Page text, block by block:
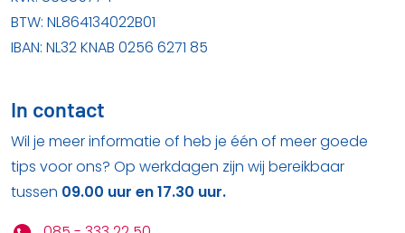
BTW: NL864134022B01
IBAN: NL32 KNAB 0256 6271 85
In contact
Wil je meer informatie of heb je één of meer goede
tips voor ons? Op werkdagen zijn wij bereikbaar
tussen 09.00 uur en 17.30 uur.